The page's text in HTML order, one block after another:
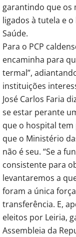
garantindo que os
ligados à tutela e
Saúde.
Para o PCP
encaminha para
termal”,
instituições
José Carlos Faria
se estar perante
que o hospital
que o Ministério
não é seu. “Se a
consistente para
levantaremos a
foram a única
transferência. E,
eleitos por Leiria,
Assembleia da